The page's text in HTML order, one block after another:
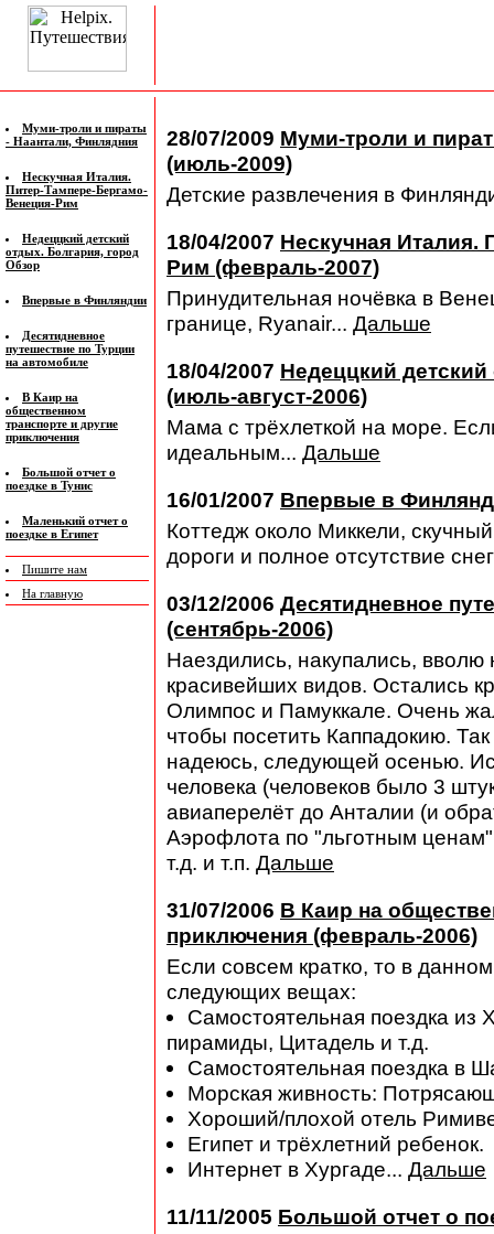
Муми-троли и пираты
- Наантали, Финлядния
Нескучная Италия.
Питер-Тампере-Бергамо-
Венеция-Рим
Недеццкий детский
отдых. Болгария, город
Обзор
Впервые в Финляндии
Десятидневное
путешествие по Турции
на автомобиле
В Каир на
общественном
транспорте и другие
приключения
Большой отчет о
поездке в Тунис
Маленький отчет о
поездке в Египет
Пишите нам
На главную
28/07/2009 Муми-троли и
(июль-2009)
Детские развлечения в
18/04/2007 Нескучная Италия.
Рим (февраль-2007)
Принудительная ночёвка в
границе, Ryanair... Дальше
18/04/2007 Недеццкий
(июль-август-2006)
Мама с трёхлеткой на море.
идеальным... Дальше
16/01/2007 Впервые в
Коттедж около Миккели,
дороги и полное отсутствие
03/12/2006 Десятидневное
(сентябрь-2006)
Наездились, накупались,
красивейших видов. Остались
Олимпос и Памуккале. Очень
чтобы посетить Каппадокию.
надеюсь, следующей осенью.
человека (человеков было 3
авиаперелёт до Анталии (и
Аэрофлота по "льготным
т.д. и т.п. Дальше
31/07/2006 В Каир на
приключения (февраль-2006)
Если совсем кратко, то в
следующих вещах:
Самостоятельная поездка из
пирамиды, Цитадель и т.д.
Самостоятельная поездка в
Морская живность:
Хороший/плохой отель
Египет и трёхлетний ребенок.
Интернет в Хургаде... Дальше
11/11/2005 Большой отчет о